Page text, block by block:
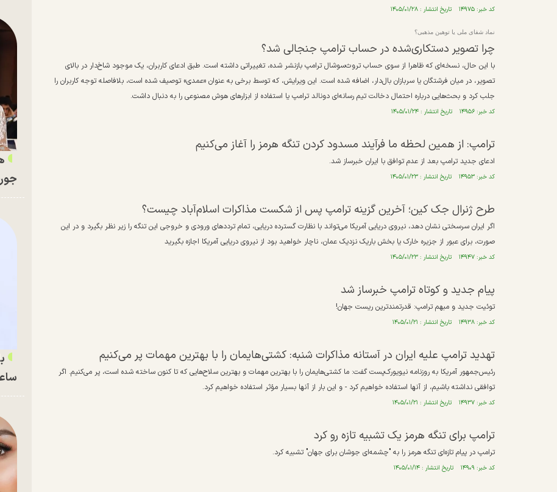
کد خبر: ۱۴۹۷۵ تاریخ انتشار : ۱۴۰۵/۰۱/۲۸
نماد شفای ملی یا توهین مذهبی؟
چرا تصویر دستکاری‌شده در حساب ترامپ جنجالی شد؟
با این حال، نسخه‌ای که ظاهرا از سوی حساب تروث‌سوشال ترامپ بازنشر شده، تغییراتی داشته است. طبق ادعای کاربران، یک موجود شاخ‌دار در بالای
تصویر، در میان فرشتگان یا سربازان بال‌دار، اضافه شده است. این ویرایش، که توسط برخی به عنوان «عمدی» توصیف شده است، بلافاصله توجه کاربران را
جلب کرد و بحث‌هایی درباره احتمال دخالت تیم رسانه‌ای دونالد ترامپ یا استفاده از ابزار‌های هوش مصنوعی را به دنبال داشت.
کد خبر: ۱۴۹۵۶ تاریخ انتشار : ۱۴۰۵/۰۱/۲۴
ترامپ: از همین لحظه ما فرآیند مسدود کردن تنگه هرمز را آغاز می‌کنیم
ادعای جدید ترامپ بعد از عدم توافق با ایران خبرساز شد.
کد خبر: ۱۴۹۵۳ تاریخ انتشار : ۱۴۰۵/۰۱/۲۳
طرح ژنرال جک کین؛ آخرین گزینه ترامپ پس از شکست مذاکرات اسلام‌آباد چیست؟
اگر ایران سرسختی نشان دهد، نیروی دریایی آمریکا می‌تواند با نظارت گسترده دریایی، تمام تردد‌های ورودی و خروجی این تنگه را زیر نظر بگیرد و در این
صورت، برای عبور از جزیره خارک یا بخش باریک نزدیک عمان، ناچار خواهید بود از نیروی دریایی آمریکا اجازه بگیرید
کد خبر: ۱۴۹۴۷ تاریخ انتشار : ۱۴۰۵/۰۱/۲۳
پیام جدید و کوتاه ترامپ خبرساز شد
توئیت جدید و مبهم ترامپ: قدرتمندترین ریست جهان!
کد خبر: ۱۴۹۳۸ تاریخ انتشار : ۱۴۰۵/۰۱/۲۱
تهدید ترامپ علیه ایران در آستانه مذاکرات شنبه: کشتی‌هایمان را با بهترین مهمات پر می‌کنیم
رئیس‌جمهور آمریکا به روزنامه نیویورک‌پست گفت: ما کشتی‌هایمان را با بهترین مهمات و بهترین سلاح‌هایی که تا کنون ساخته شده است، پر می‌کنیم. اگر
توافقی نداشته باشیم، از آنها استفاده خواهیم کرد - و این بار از آنها بسیار مؤثر استفاده خواهیم کرد.
کد خبر: ۱۴۹۳۷ تاریخ انتشار : ۱۴۰۵/۰۱/۲۱
ترامپ برای تنگه هرمز یک تشبیه تازه رو کرد
ترامپ در پیام تازه‌ای تنگه هرمز را به "چشمه‌ای جوشان برای جهان" تشبیه کرد.
کد خبر: ۱۴۹۰۹ تاریخ انتشار : ۱۴۰۵/۰۱/۱۴